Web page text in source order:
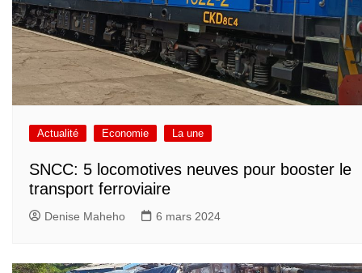
Actualité Economie La une
SNCC: 5 locomotives neuves pour booster le
transport ferroviaire
Denise Maheho 6 mars 2024